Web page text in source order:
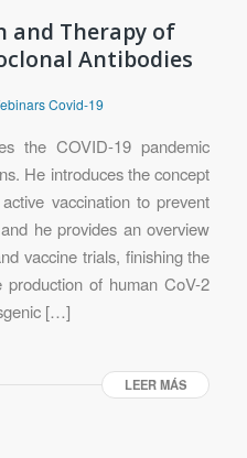
and Therapy of
Antibodies
Covid-19
the COVID-19 pandemic
He introduces the concept
vaccination to prevent
he provides an overview
vaccine trials, finishing the
of human CoV-2
[…]
LEER MÁS